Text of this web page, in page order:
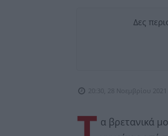
Δες
20:30, 28 Νοεμβρίου 2021
Τ α βρετανικά